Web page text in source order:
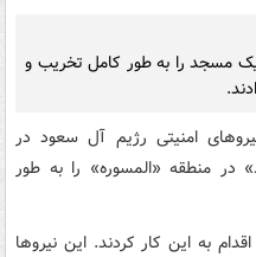
مسجد را به طور کامل تخریب و
امنیتی رژیم آل سعود در
در منطقه «المسوره» را به طور
به این کار کردند. این نیروها